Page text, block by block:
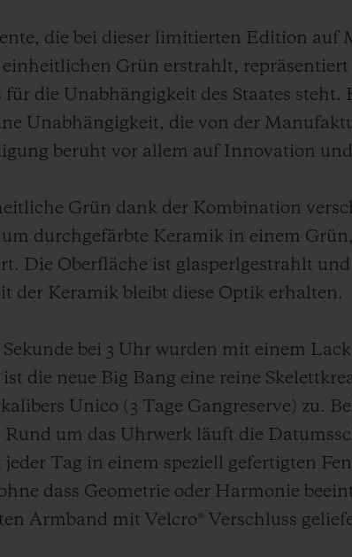
die bei dieser limitierten Edition auf
Grün erstrahlt,
die Unabhängigkeit des Staates steht.
Unabhängigkeit, die von der
beruht vor allem auf Innovation
Grün dank der Kombination
durchgefärbte Keramik in einem
Die Oberfläche ist glasperlgestrahlt
der Keramik bleibt diese Optik erhalten.
bei 3 Uhr wurden mit einem
die neue Big Bang eine reine
Unico (3 Tage Gangreserve) zu.
um das Uhrwerk läuft die
Tag in einem speziell gefertigten
dass Geometrie oder Harmonie
Armband mit Velcro® Verschluss